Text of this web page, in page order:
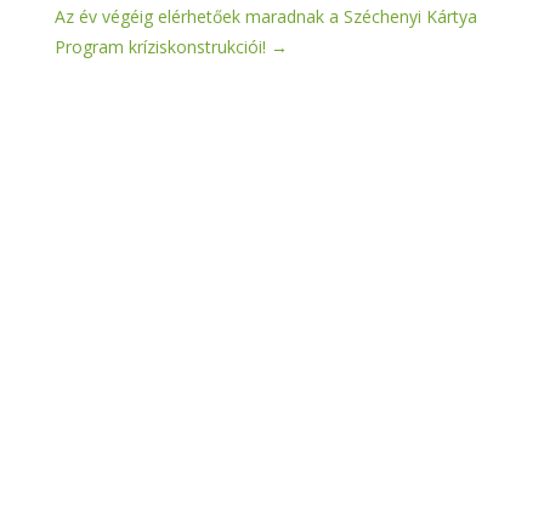
Az év végéig elérhetőek maradnak a Széchenyi Kártya
Program kríziskonstrukciói! →